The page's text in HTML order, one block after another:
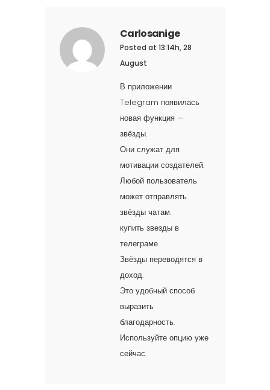
Carlosanige
Posted at 13:14h, 28
August
В приложении
Telegram появилась
новая функция —
звёзды.
Они служат для
мотивации создателей.
Любой пользователь
может отправлять
звёзды чатам.
купить звезды в
телеграме
Звёзды переводятся в
доход.
Это удобный способ
выразить
благодарность.
Используйте опцию уже
сейчас.